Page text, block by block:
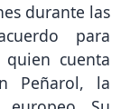
durante las
para
cuenta
Peñarol, la